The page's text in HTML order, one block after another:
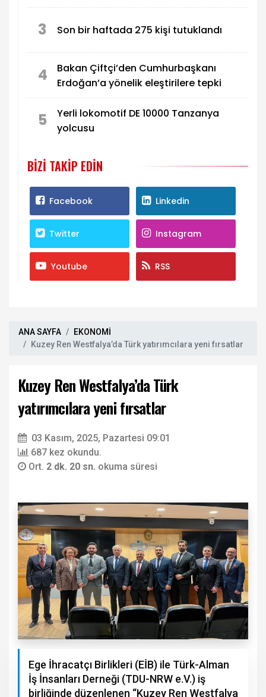
3 Son bir haftada 275 kişi tutuklandı
4
Bakan Çiftçi’den Cumhurbaşkanı
Erdoğan’a yönelik eleştirilere tepki
5
Yerli lokomotif DE 10000 Tanzanya
yolcusu
BIZI TAKIP EDIN
Facebook Linkedin
Twitter Instagram
Youtube RSS
ANA SAYFA
EKONOMİ
Kuzey Ren Westfalya’da Türk yatırımcılara yeni fırsatlar
Kuzey Ren Westfalya’da Türk
yatırımcılara yeni fırsatlar
03 Kasım, 2025, Pazartesi 09:01
687 kez okundu.
Ort. 2 dk. 20 sn. okuma süresi
Ege İhracatçı Birlikleri (EİB) ile Türk-Alman
İş İnsanları Derneği (TDU-NRW e.V.) iş
birliğinde düzenlenen “Kuzey Ren Westfalya